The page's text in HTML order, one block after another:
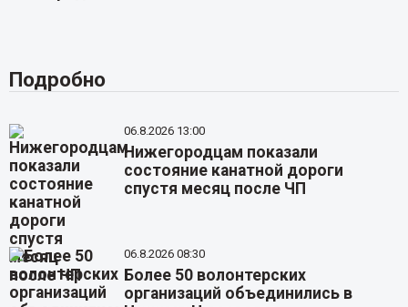
Подробно
06.8.2026 13:00
Нижегородцам показали
состояние канатной дороги
спустя месяц после ЧП
06.8.2026 08:30
Более 50 волонтерских
организаций объединились в